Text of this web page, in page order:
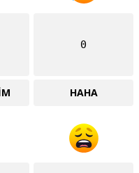
0
HAHA